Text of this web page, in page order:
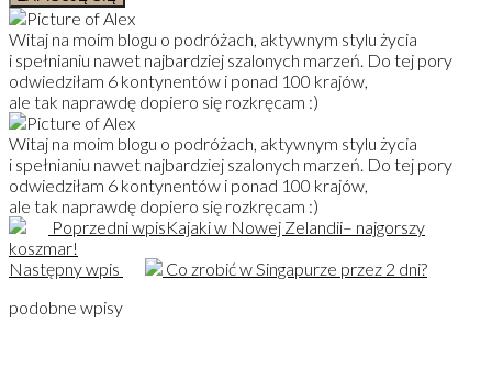
Witaj na moim blogu o podróżach, aktywnym stylu życia
i spełnianiu nawet najbardziej szalonych marzeń. Do tej pory
odwiedziłam 6 kontynentów i ponad 100 krajów,
ale tak naprawdę dopiero się rozkręcam :)
Witaj na moim blogu o podróżach, aktywnym stylu życia
i spełnianiu nawet najbardziej szalonych marzeń. Do tej pory
odwiedziłam 6 kontynentów i ponad 100 krajów,
ale tak naprawdę dopiero się rozkręcam :)
Poprzedni wpisKajaki w Nowej Zelandii– najgorszy
koszmar!
Następny wpis
Co zrobić w Singapurze przez 2 dni?
podobne wpisy